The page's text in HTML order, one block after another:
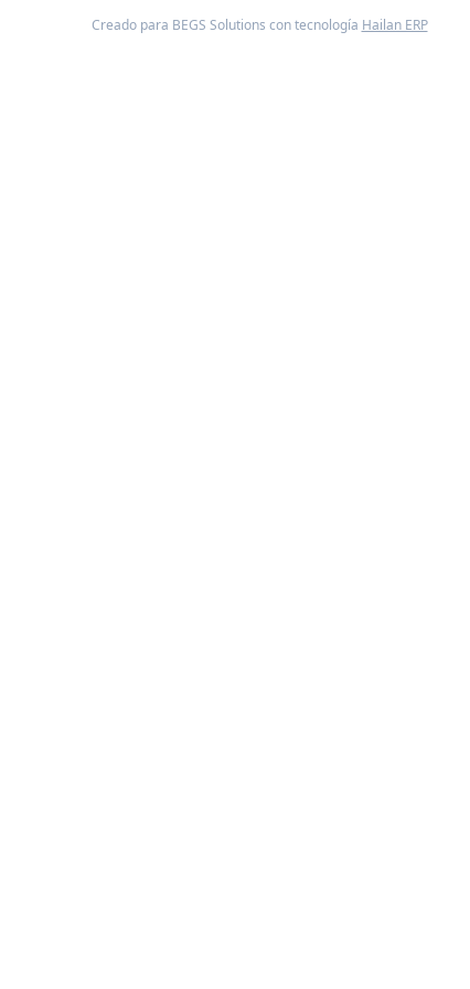
Creado para BEGS Solutions con tecnología Hailan ERP